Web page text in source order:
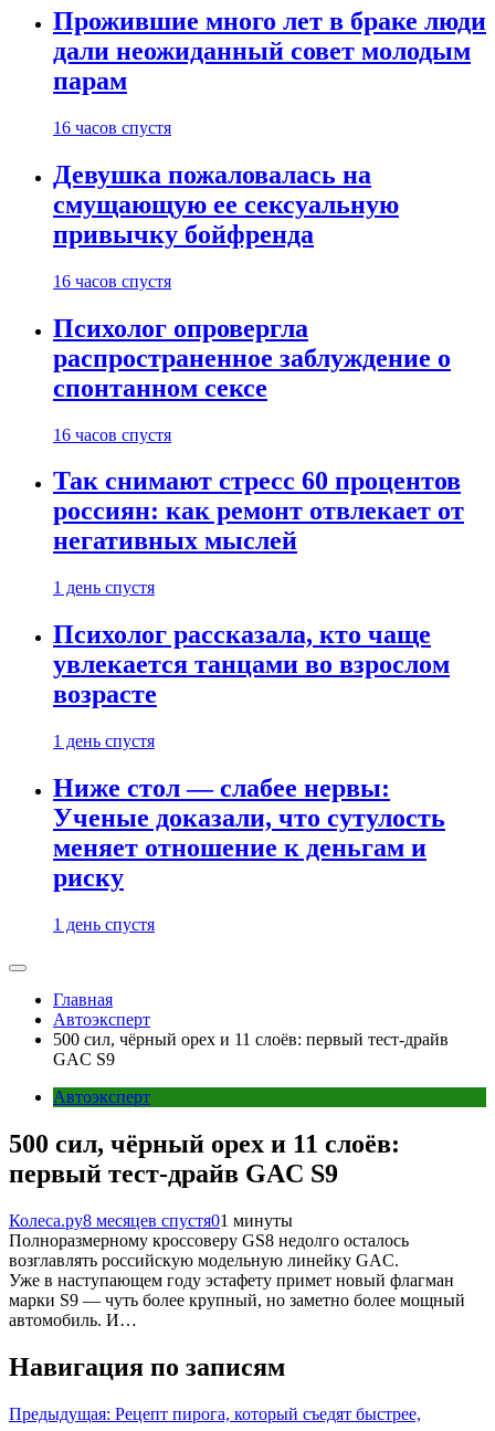
Прожившие много лет в браке люди
дали неожиданный совет молодым
парам
16 часов спустя
Девушка пожаловалась на
смущающую ее сексуальную
привычку бойфренда
16 часов спустя
Психолог опровергла
распространенное заблуждение о
спонтанном сексе
16 часов спустя
Так снимают стресс 60 процентов
россиян: как ремонт отвлекает от
негативных мыслей
1 день спустя
Психолог рассказала, кто чаще
увлекается танцами во взрослом
возрасте
1 день спустя
Ниже стол — слабее нервы:
Ученые доказали, что сутулость
меняет отношение к деньгам и
риску
1 день спустя
Главная
Автоэксперт
500 сил, чёрный орех и 11 слоёв: первый тест-драйв
GAC S9
Автоэксперт
500 сил, чёрный орех и 11 слоёв:
первый тест-драйв GAC S9
Колеса.ру8 месяцев спустя01 минуты
Полноразмерному кроссоверу GS8 недолго осталось
возглавлять российскую модельную линейку GAC.
Уже в наступающем году эстафету примет новый флагман
марки S9 — чуть более крупный, но заметно более мощный
автомобиль. И…
Навигация по записям
Предыдущая: Рецепт пирога, который съедят быстрее,